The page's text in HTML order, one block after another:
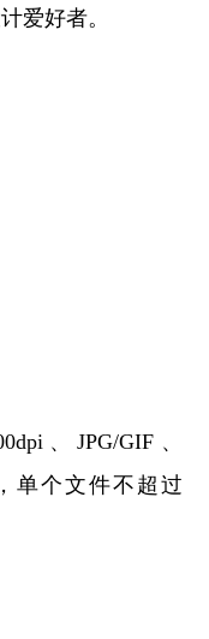
爱好者。
、JPG/GIF、
单个文件不超过